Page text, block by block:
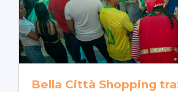
Bella Città Shopping